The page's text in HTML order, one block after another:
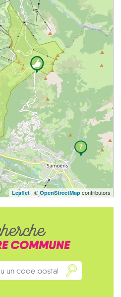
7
Leaflet | © OpenStreetMap contributors
COMMUNE